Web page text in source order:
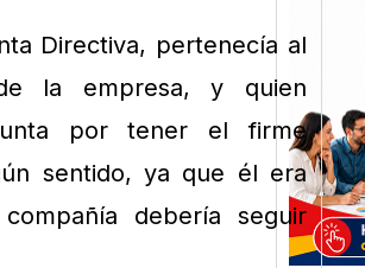
Directiva, pertenecía al
la empresa, y quien
por tener el firme
sentido, ya que él era
debería seguir